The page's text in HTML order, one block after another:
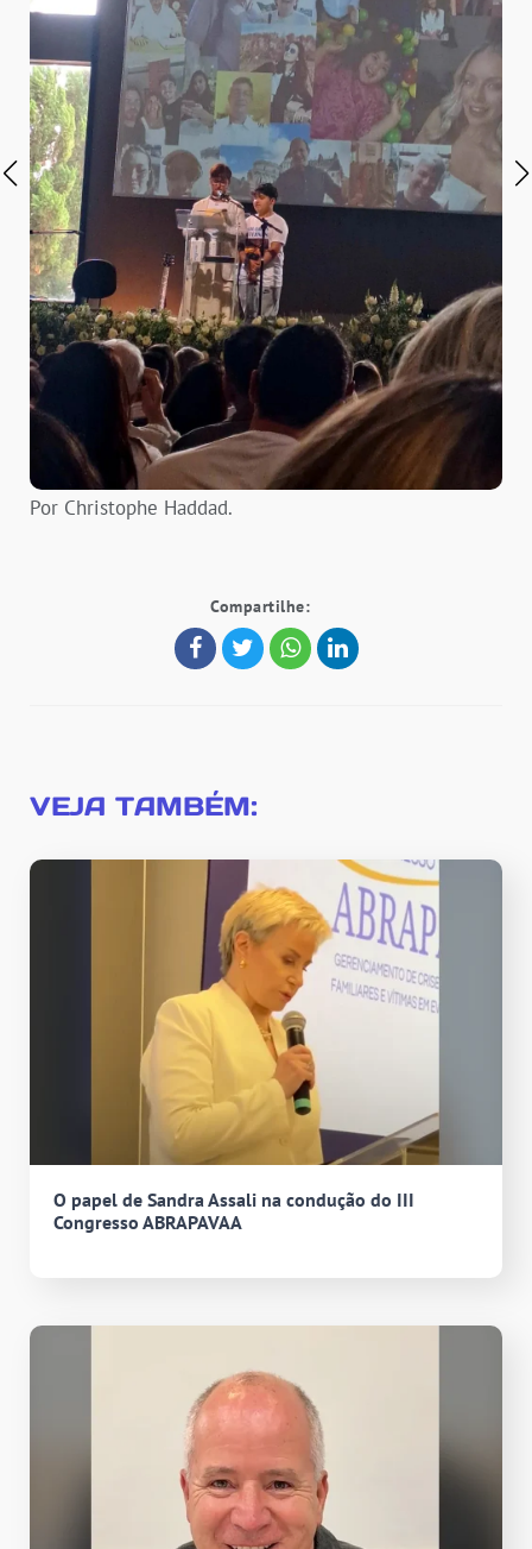
Por Christophe Haddad.
Compartilhe:
VEJA TAMBÉM:
O papel de Sandra Assali na condução do III
Congresso ABRAPAVAA